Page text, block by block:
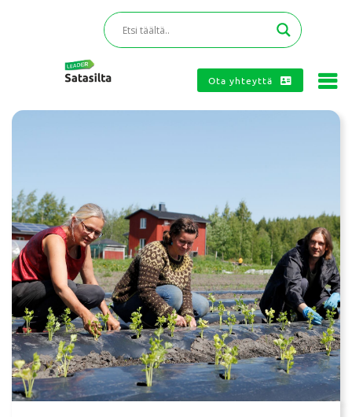
Ota yhteyttä